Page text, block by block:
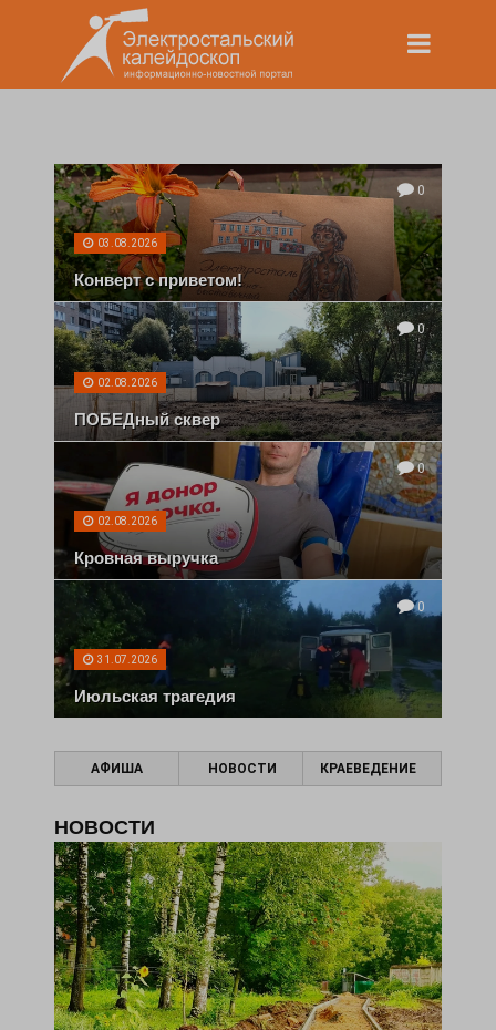
0
03.08.2026
Конверт с приветом!
0
02.08.2026
ПОБЕДный сквер
0
02.08.2026
Кровная выручка
0
31.07.2026
Июльская трагедия
АФИША НОВОСТИ КРАЕВЕДЕНИЕ
НОВОСТИ